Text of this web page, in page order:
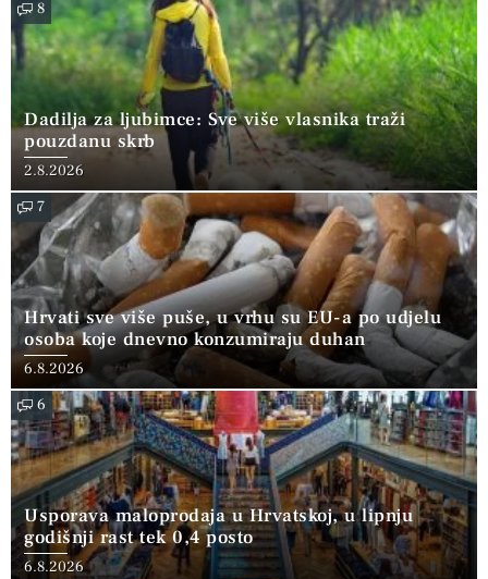
8
Dadilja za ljubimce: Sve više vlasnika traži
pouzdanu skrb
2.8.2026
7
Hrvati sve više puše, u vrhu su EU-a po udjelu
osoba koje dnevno konzumiraju duhan
6.8.2026
6
Usporava maloprodaja u Hrvatskoj, u lipnju
godišnji rast tek 0,4 posto
6.8.2026